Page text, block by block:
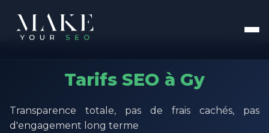
Tarifs SEO à Gy
Transparence totale, pas de frais cachés, pas
d'engagement long terme